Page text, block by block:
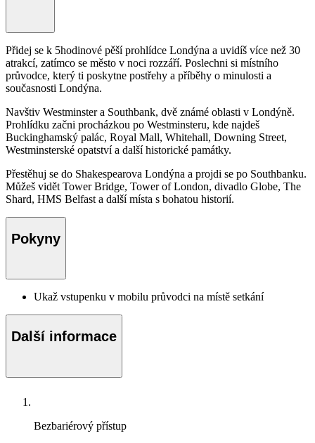
Přidej se k 5hodinové pěší prohlídce Londýna a uvidíš více než 30
atrakcí, zatímco se město v noci rozzáří. Poslechni si místního
průvodce, který ti poskytne postřehy a příběhy o minulosti a
současnosti Londýna.
Navštiv Westminster a Southbank, dvě známé oblasti v Londýně.
Prohlídku začni procházkou po Westminsteru, kde najdeš
Buckinghamský palác, Royal Mall, Whitehall, Downing Street,
Westminsterské opatství a další historické památky.
Přestěhuj se do Shakespearova Londýna a projdi se po Southbanku.
Můžeš vidět Tower Bridge, Tower of London, divadlo Globe, The
Shard, HMS Belfast a další místa s bohatou historií.
Pokyny
Ukaž vstupenku v mobilu průvodci na místě setkání
Další informace
Bezbariérový přístup